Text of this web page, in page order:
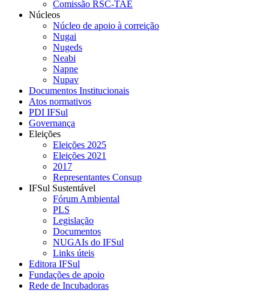
Comissão RSC-TAE
Núcleos
Núcleo de apoio à correição
Nugai
Nugeds
Neabi
Napne
Nupav
Documentos Institucionais
Atos normativos
PDI IFSul
Governança
Eleições
Eleições 2025
Eleições 2021
2017
Representantes Consup
IFSul Sustentável
Fórum Ambiental
PLS
Legislação
Documentos
NUGAIs do IFSul
Links úteis
Editora IFSul
Fundações de apoio
Rede de Incubadoras